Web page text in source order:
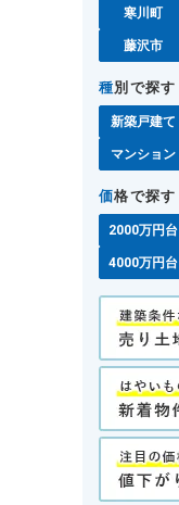
寒川町
藤沢市
種別で探す
新築戸建て
マンション
価格で探す
2000万円台
4000万円台